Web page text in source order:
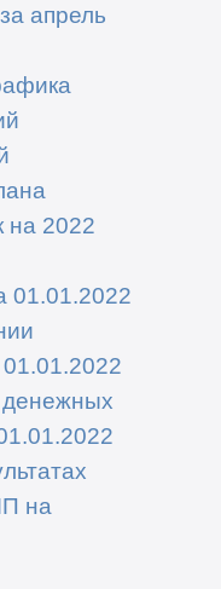
апрель
на 2022
на